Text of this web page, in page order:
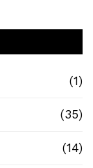
(1)
(35)
(14)